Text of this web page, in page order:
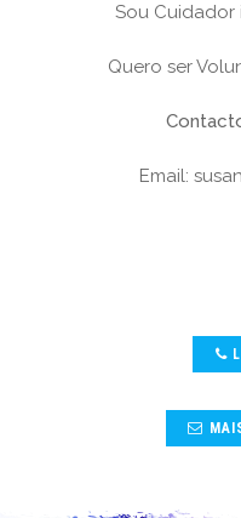
Sou Cuidador
Quero ser
Email: